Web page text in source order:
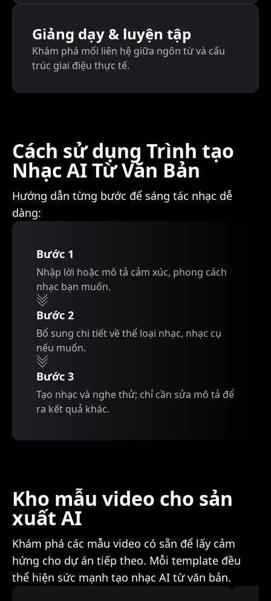
Giảng dạy & luyện tập
Khám phá mối liên hệ giữa ngôn từ và cấu
trúc giai điệu thực tế.
Cách sử dụng Trình tạo
Nhạc AI Từ Văn Bản
Hướng dẫn từng bước để sáng tác nhạc dễ
dàng:
Bước 1
Nhập lời hoặc mô tả cảm xúc, phong cách
nhạc bạn muốn.
Bước 2
Bổ sung chi tiết về thể loại nhạc, nhạc cụ
nếu muốn.
Bước 3
Tạo nhạc và nghe thử; chỉ cần sửa mô tả để
ra kết quả khác.
Kho mẫu video cho sản
xuất AI
Khám phá các mẫu video có sẵn để lấy cảm
hứng cho dự án tiếp theo. Mỗi template đều
thể hiện sức mạnh tạo nhạc AI từ văn bản.